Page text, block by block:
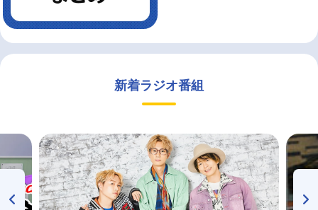
新着ラジオ番組